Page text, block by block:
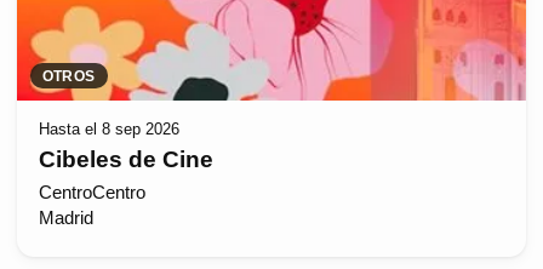
OTROS
Hasta el 8 sep 2026
Cibeles de Cine
CentroCentro
Madrid